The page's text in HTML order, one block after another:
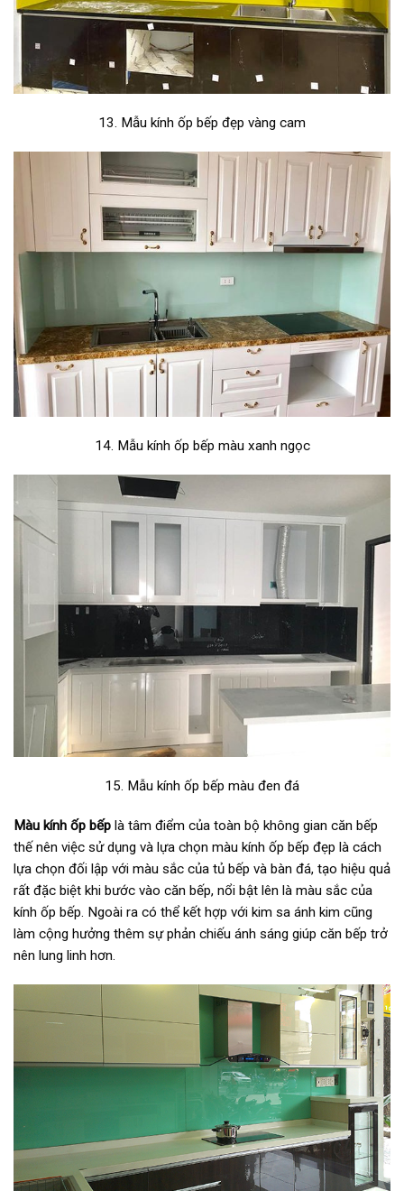
13. Mẫu kính ốp bếp đẹp vàng cam
14. Mẫu kính ốp bếp màu xanh ngọc
15. Mẫu kính ốp bếp màu đen đá
Màu kính ốp bếp là tâm điểm của toàn bộ không gian căn bếp
thế nên việc sử dụng và lựa chọn màu kính ốp bếp đẹp là cách
lựa chọn đối lập với màu sắc của tủ bếp và bàn đá, tạo hiệu quả
rất đặc biệt khi bước vào căn bếp, nổi bật lên là màu sắc của
kính ốp bếp. Ngoài ra có thể kết hợp với kim sa ánh kim cũng
làm cộng hưởng thêm sự phản chiếu ánh sáng giúp căn bếp trở
nên lung linh hơn.